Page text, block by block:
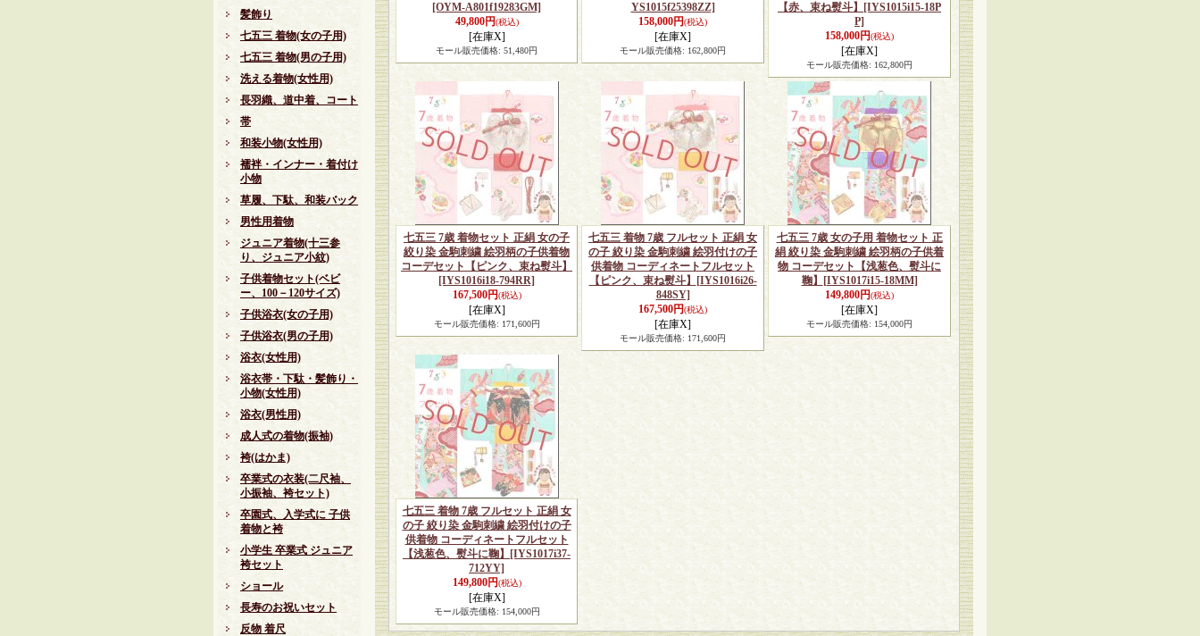
髪飾り
七五三 着物(女の子用)
七五三 着物(男の子用)
洗える着物(女性用)
長羽織、道中着、コート
帯
和装小物(女性用)
襦袢・インナー・着付け
小物
草履、下駄、和装バック
男性用着物
ジュニア着物(十三参
り、ジュニア小紋)
子供着物セット(ベビ
ー、100－120サイズ)
子供浴衣(女の子用)
子供浴衣(男の子用)
浴衣(女性用)
浴衣帯・下駄・髪飾り・
小物(女性用)
浴衣(男性用)
成人式の着物(振袖)
袴(はかま)
卒業式の衣装(二尺袖、
小振袖、袴セット)
卒園式、入学式に 子供
着物と袴
小学生 卒業式 ジュニア
袴セット
ショール
長寿のお祝いセット
反物 着尺
[OYM-A801f19283GM]
49,800円(税込)
[在庫X]
モール販売価格: 51,480円
YS1015f25398ZZ]
158,000円(税込)
[在庫X]
モール販売価格: 162,800円
【赤、束ね熨斗】
[IYS1015i15-18P
P]
158,000円(税込)
[在庫X]
モール販売価格: 162,800円
七五三 7歳 着物セット 正絹 女の子
絞り染 金駒刺繍 絵羽柄の子供着物
コーデセット【ピンク、束ね熨斗】
[IYS1016i18-794RR]
167,500円(税込)
[在庫X]
モール販売価格: 171,600円
七五三 着物 7歳 フルセット 正絹 女
の子 絞り染 金駒刺繍 絵羽付けの子
供着物 コーディネートフルセット
【ピンク、束ね熨斗】
[IYS1016i26-
848SY]
167,500円(税込)
[在庫X]
モール販売価格: 171,600円
七五三 7歳 女の子用 着物セット 正
絹 絞り染 金駒刺繍 絵羽柄の子供着
物 コーデセット【浅葱色、熨斗に
鞠】
[IYS1017i15-18MM]
149,800円(税込)
[在庫X]
モール販売価格: 154,000円
七五三 着物 7歳 フルセット 正絹 女
の子 絞り染 金駒刺繍 絵羽付けの子
供着物 コーディネートフルセット
【浅葱色、熨斗に鞠】
[IYS1017i37-
712YY]
149,800円(税込)
[在庫X]
モール販売価格: 154,000円